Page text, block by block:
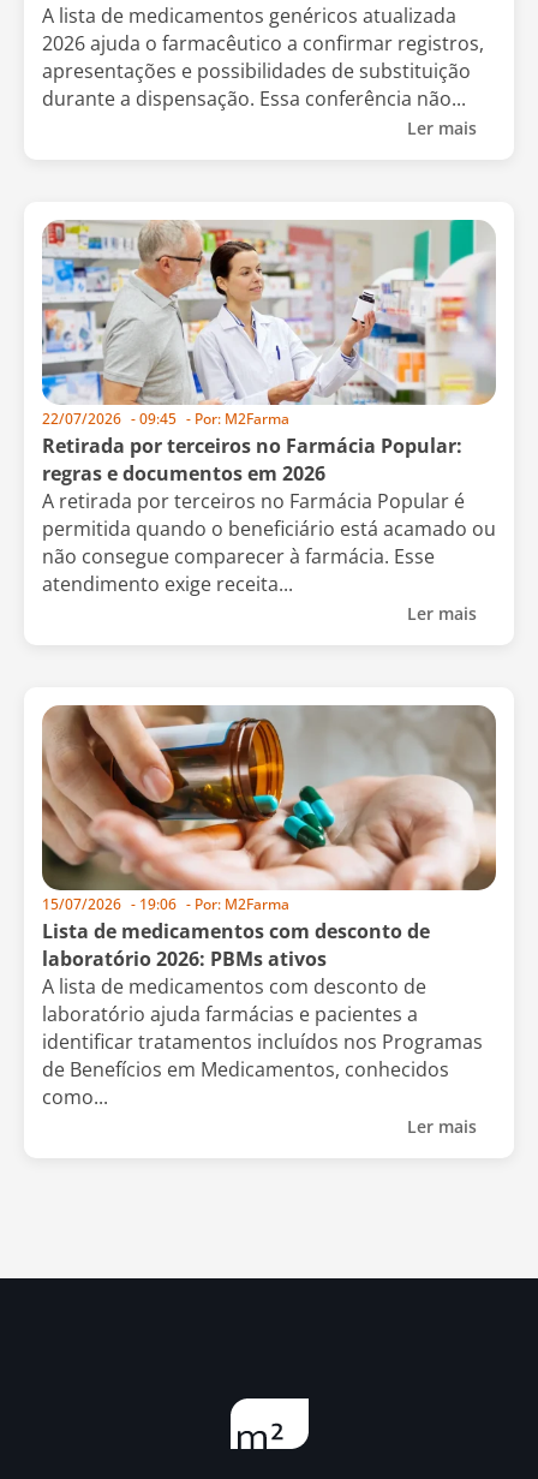
A lista de medicamentos genéricos atualizada
2026 ajuda o farmacêutico a confirmar registros,
apresentações e possibilidades de substituição
durante a dispensação. Essa conferência não...
Ler mais
22/07/2026 -09:45 - Por: M2Farma
Retirada por terceiros no Farmácia Popular:
regras e documentos em 2026
A retirada por terceiros no Farmácia Popular é
permitida quando o beneficiário está acamado ou
não consegue comparecer à farmácia. Esse
atendimento exige receita...
Ler mais
15/07/2026 - 19:06 - Por: M2Farma
Lista de medicamentos com desconto de
laboratório 2026: PBMs ativos
A lista de medicamentos com desconto de
laboratório ajuda farmácias e pacientes a
identificar tratamentos incluídos nos Programas
de Benefícios em Medicamentos, conhecidos
como...
Ler mais